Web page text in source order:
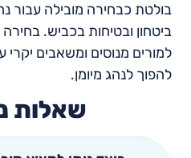
בולטת כבחירה מובילה עבור
ביטחון ובטיחות בכביש.
למורים מנוסים ומשאבים
להפוך לנהג מיומן.
שאלות